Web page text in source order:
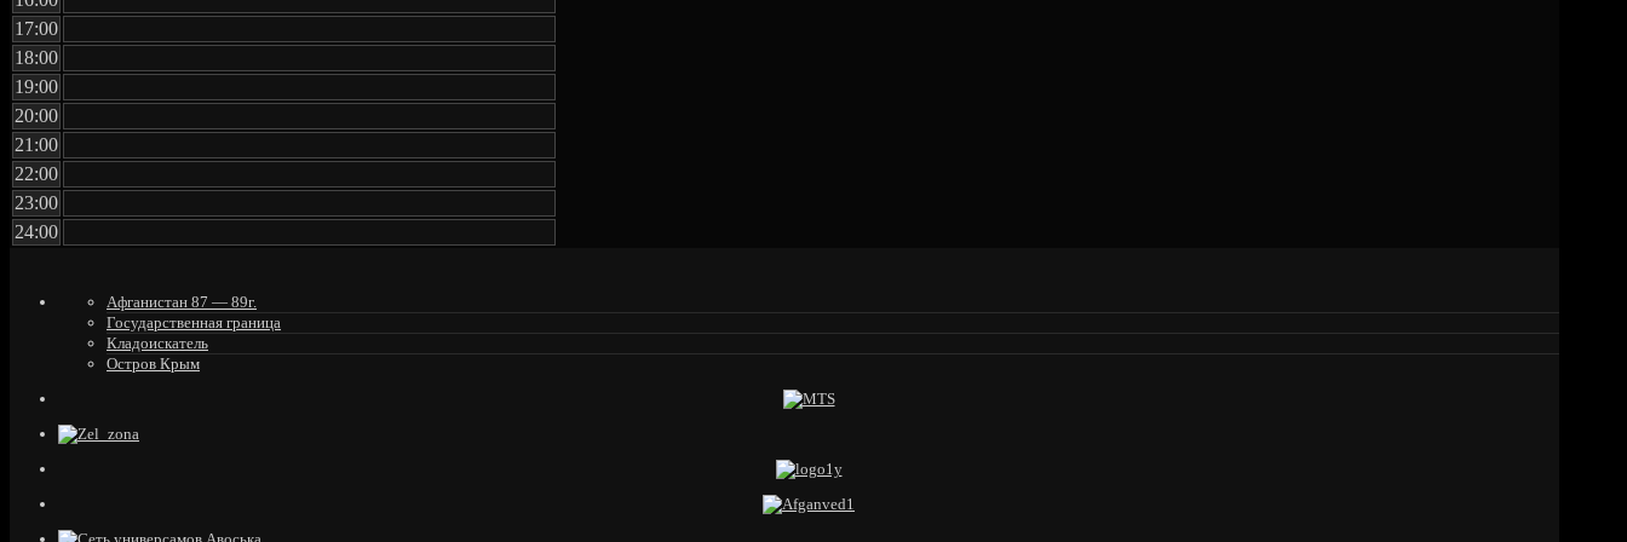
17:00
18:00
19:00
20:00
21:00
22:00
23:00
24:00
Афганистан 87 — 89г.
Государственная граница
Кладоискатель
Остров Крым